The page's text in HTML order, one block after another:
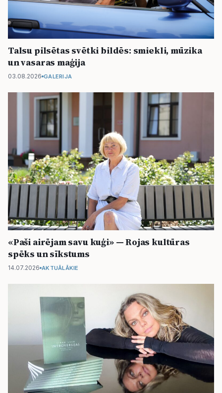
Talsu pilsētas svētki bildēs: smiekli, mūzika
un vasaras maģija
03.08.2026 GALERIJA
«Paši airējam savu kuģi» — Rojas kultūras
spēks un sīkstums
14.07.2026 AKTUĀLĀKIE